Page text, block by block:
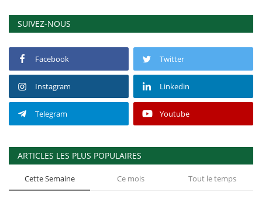
SUIVEZ-NOUS
Facebook Twitter
Instagram Linkedin
Telegram Youtube
ARTICLES LES PLUS POPULAIRES
Cette Semaine Ce mois Tout le temps